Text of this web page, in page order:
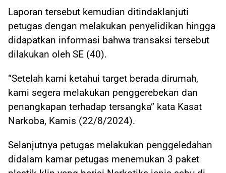
Laporan tersebut kemudian ditindaklanjuti
petugas dengan melakukan penyelidikan hingga
didapatkan informasi bahwa transaksi tersebut
dilakukan oleh SE (40).
“Setelah kami ketahui target berada dirumah,
kami segera melakukan penggerebekan dan
penangkapan terhadap tersangka” kata Kasat
Narkoba, Kamis (22/8/2024).
Selanjutnya petugas melakukan penggeledahan
didalam kamar petugas menemukan 3 paket